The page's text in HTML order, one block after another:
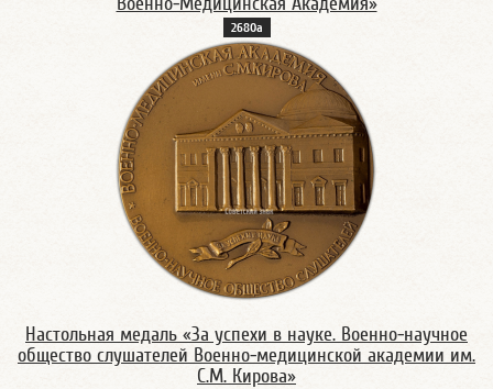
2680а
Настольная медаль «За успехи в науке. Военно-научное
общество слушателей Военно-медицинской академии им.
С.М. Кирова»